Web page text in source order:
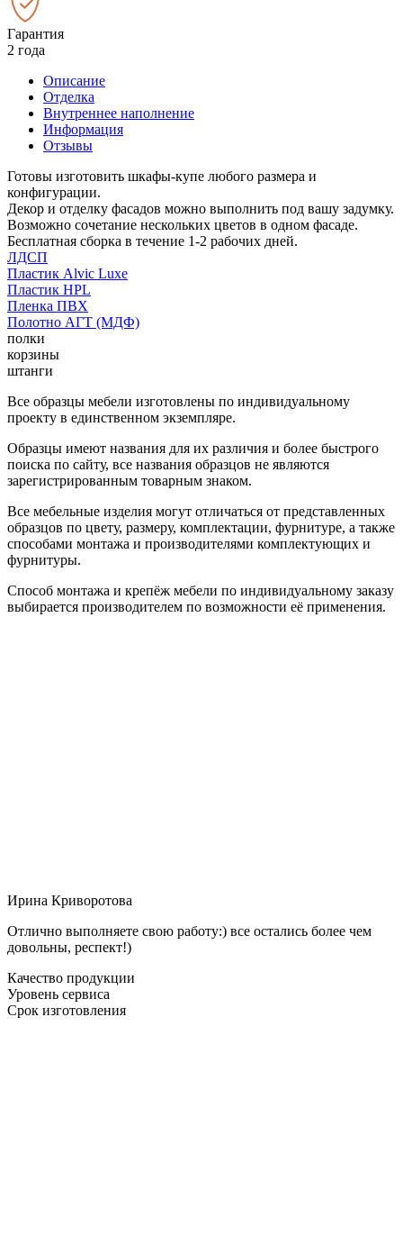
Гарантия
2 года
Описание
Отделка
Внутреннее наполнение
Информация
Отзывы
Готовы изготовить шкафы-купе любого размера и
конфигурации.
Декор и отделку фасадов можно выполнить под вашу задумку.
Возможно сочетание нескольких цветов в одном фасаде.
Бесплатная сборка в течение 1-2 рабочих дней.
ЛДСП
Пластик Alvic Luxe
Пластик HPL
Пленка ПВХ
Полотно АГТ (МДФ)
полки
корзины
штанги
Все образцы мебели изготовлены по индивидуальному
проекту в единственном экземпляре.
Образцы имеют названия для их различия и более быстрого
поиска по сайту, все названия образцов не являются
зарегистрированным товарным знаком.
Все мебельные изделия могут отличаться от представленных
образцов по цвету, размеру, комплектации, фурнитуре, а также
способами монтажа и производителями комплектующих и
фурнитуры.
Способ монтажа и крепёж мебели по индивидуальному заказу
выбирается производителем по возможности её применения.
Ирина Криворотова
Отлично выполняете свою работу:) все остались более чем
довольны, респект!)
Качество продукции
Уровень сервиса
Срок изготовления